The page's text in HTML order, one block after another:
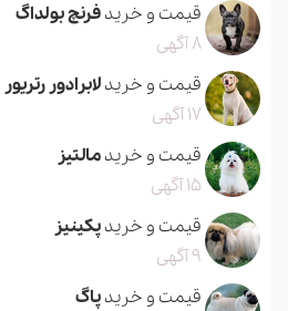
قیمت و خریدفرنچ بولداگ
8 آگهی
قیمت و خریدلابرادور رتریور
17 آگهی
قیمت و خریدمالتیز
15 آگهی
قیمت و خریدپکینیز
9 آگهی
قیمت و خریدپاگ